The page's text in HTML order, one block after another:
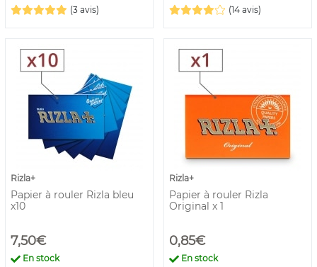
(3 avis)
(14 avis)
Rizla+
Papier à rouler Rizla bleu
x10
7,50€
En stock
Rizla+
Papier à rouler Rizla
Original x 1
0,85€
En stock